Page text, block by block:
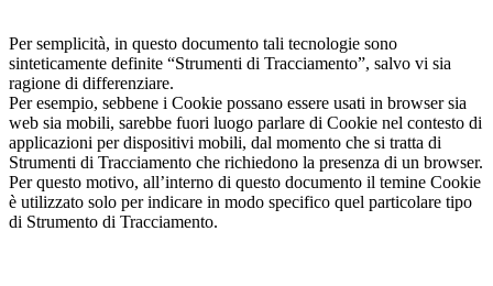
Per semplicità, in questo documento tali tecnologie sono
sinteticamente definite “Strumenti di Tracciamento”, salvo vi sia
ragione di differenziare.
Per esempio, sebbene i Cookie possano essere usati in browser sia
web sia mobili, sarebbe fuori luogo parlare di Cookie nel contesto di
applicazioni per dispositivi mobili, dal momento che si tratta di
Strumenti di Tracciamento che richiedono la presenza di un browser.
Per questo motivo, all’interno di questo documento il temine Cookie
è utilizzato solo per indicare in modo specifico quel particolare tipo
di Strumento di Tracciamento.